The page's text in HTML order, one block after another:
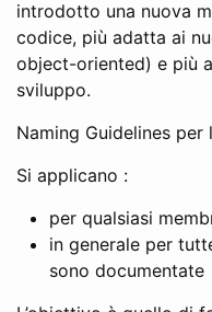
introdotto una nuova
codice, più adatta ai
object-oriented) e più
sviluppo.
Naming Guidelines
Si applicano :
per qualsiasi
in generale per
sono documentate